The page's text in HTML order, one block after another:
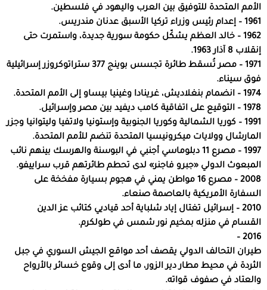
الأمم المتحدة للتوفيق بين العرب واليهود في فلسطين.
1961 – إعدام رئيس وزراء تركيا الأسبق عدنان مندريس.
1962 – خالد العظم يشكّل حكومة سورية جديدة، واستمرت حتى
إنقلاب 8 آذار 1963.
1971 – مصر تُسقط طائرة تجسس بوينج 377 ستراتوكروزر إسرائيلية
فوق سيناء.
1974 – انضمام بنغلاديش، غرينادا وغينيا بيساو إلى الأمم المتحدة.
1978 – التوقيع على اتفاقية كامب ديفيد بين مصر وإسرائيل.
1991 – كوريا الشمالية وكوريا الجنوبية وإستونيا ولاتفيا وليتوانيا وجزر
المارشال وولايات ميكرونيسيا المتحدة تنضم للأمم المتحدة.
1997 – مصرع 11 دبلوماسي أجنبي في البوسنة والهرسك بينهم نائب
المبعوث الدولي «جبرو فاجنر» لدى تحطم طائرتهم قرب سراييفو.
2008 – مصرع 16 مواطن يمني في هجوم بسيارة مفخخة على
السفارة الأمريكية بالعاصمة صنعاء.
2010 – إسرائيل تغتال إياد شلباية أحد قياديي كتائب عز الدين
القسام في منزله بمخيم نور شمس في طولكرم.
2016 –
طيران التحالف الدولي يقصف أحد مواقع الجيش السوري في جبل
الثردة في محيط مطار دير الزور، ما أدى إلى وقوع خسائر بالأرواح
والعتاد في صفوف قواته.